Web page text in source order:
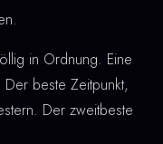
in Ordnung. Eine
Der beste Zeitpunkt,
Der zweitbeste